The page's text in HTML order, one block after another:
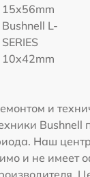
15x56mm
Bushnell L-
SERIES
10x42mm
и
Bushnell
Наш
и не имеет